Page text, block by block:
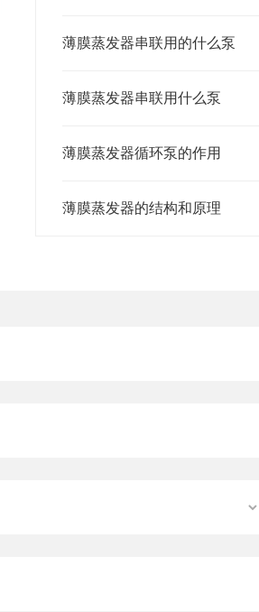
薄膜蒸发器串联用的什么泵
薄膜蒸发器串联用什么泵
薄膜蒸发器循环泵的作用
薄膜蒸发器的结构和原理